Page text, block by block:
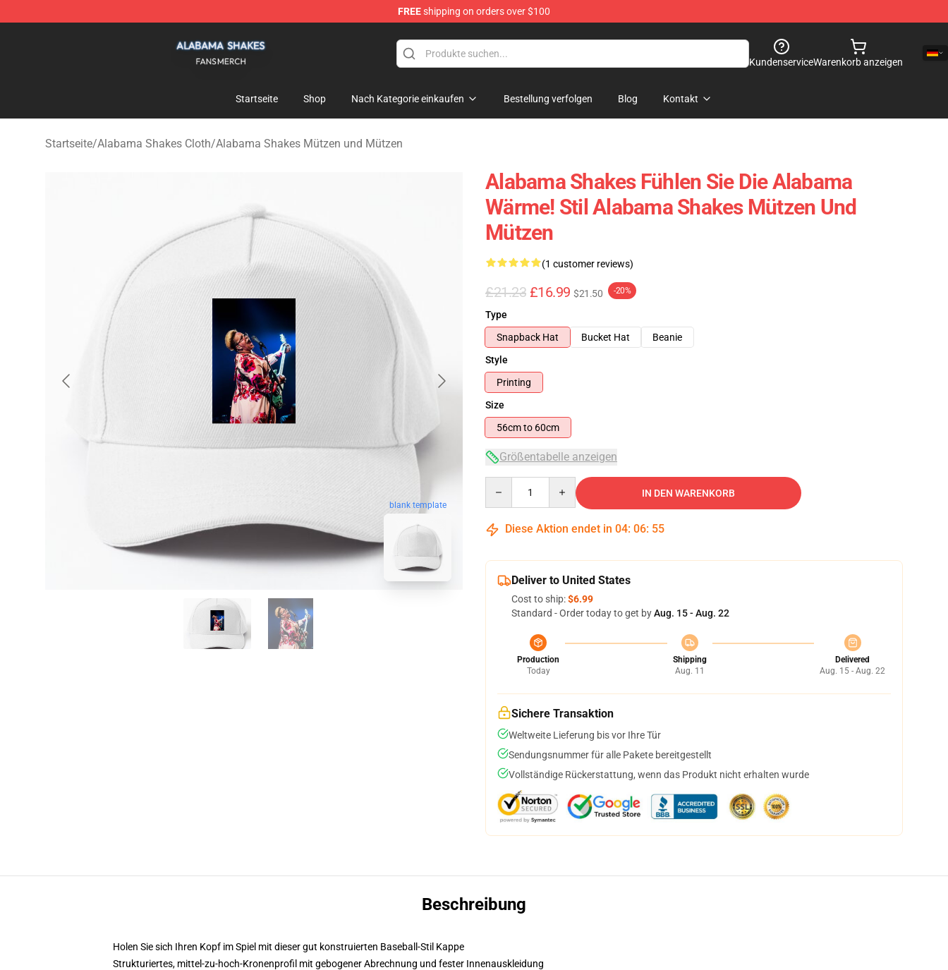
FREEshipping on orders over $100
KundenserviceWarenkorb anzeigen
Startseite Shop Nach Kategorie einkaufen Bestellung verfolgen Blog Kontakt
Startseite/Alabama Shakes Cloth/Alabama Shakes Mützen und Mützen
blank template
Alabama Shakes Fühlen Sie Die Alabama
Wärme! Stil Alabama Shakes Mützen Und
Mützen
(1 customer reviews)
£21.23 £16.99 $21.50 -20%
Type
Snapback Hat
Bucket Hat
Beanie
Style
Printing
Size
56cm to 60cm
Größentabelle anzeigen
IN DEN WARENKORB
Diese Aktion endet in 04: 06: 54
Deliver to United States
Cost to ship:$6.99
Standard - Order today to get byAug. 15 - Aug. 22
Production
Today
Shipping
Aug. 11
Delivered
Aug. 15 - Aug. 22
Sichere Transaktion
Weltweite Lieferung bis vor Ihre Tür
Sendungsnummer für alle Pakete bereitgestellt
Vollständige Rückerstattung, wenn das Produkt nicht erhalten wurde
Beschreibung
Holen Sie sich Ihren Kopf im Spiel mit dieser gut konstruierten Baseball-Stil Kappe
Strukturiertes, mittel-zu-hoch-Kronenprofil mit gebogener Abrechnung und fester Innenauskleidung